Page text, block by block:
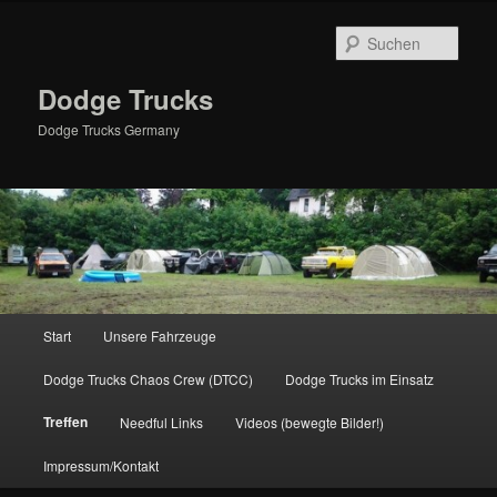
Dodge Trucks
Dodge Trucks Germany
Start Unsere Fahrzeuge
Dodge Trucks Chaos Crew (DTCC) Dodge Trucks im Einsatz
Treffen Needful Links Videos (bewegte Bilder!)
Impressum/Kontakt